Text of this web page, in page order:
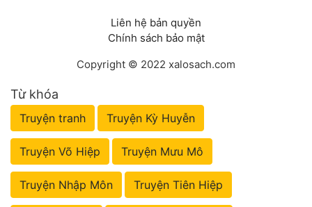
Liên hệ bản quyền
Chính sách bảo mật
Copyright © 2022 xalosach.com
Từ khóa
Truyện tranh Truyện Kỳ Huyễn
Truyện Võ Hiệp Truyện Mưu Mô
Truyện Nhập Môn Truyện Tiên Hiệp